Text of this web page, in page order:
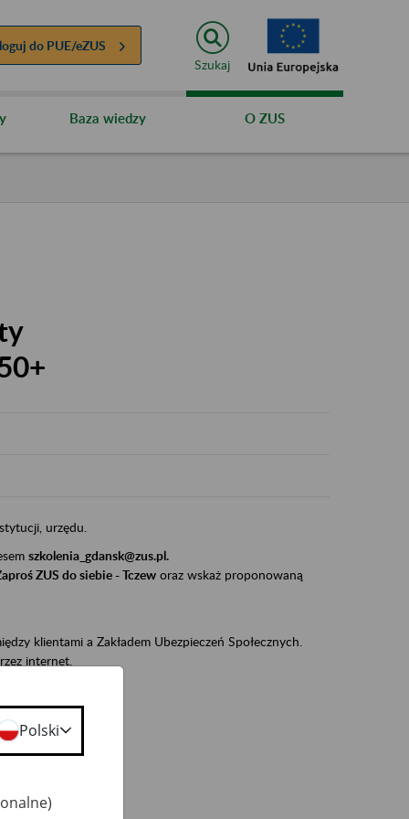
do PUE/eZUS
Szukaj
Baza wiedzy O ZUS
urzędu.
szkolenia_gdansk@zus.pl.
ZUS do siebie - Tczeworaz wskaż proponowaną
klientami a Zakładem Ubezpieczeń Społecznych.
internet.
w ZUS,
Polski